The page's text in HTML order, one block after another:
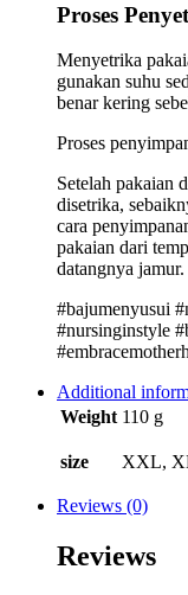
Proses
Menyetrika
gunakan suhu
benar kering
Proses
Setelah pakaian
disetrika,
cara
pakaian dari
datangnya jamur.
#bajumenyusui
#nursinginstyle
Additional
Weight 110 g
size XXL,
Reviews (0)
Reviews